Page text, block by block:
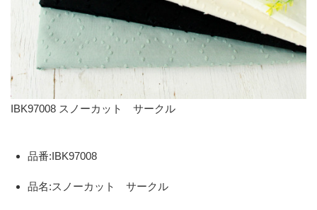
IBK97008 スノーカット サークル
品番:IBK97008
品名:スノーカット サークル